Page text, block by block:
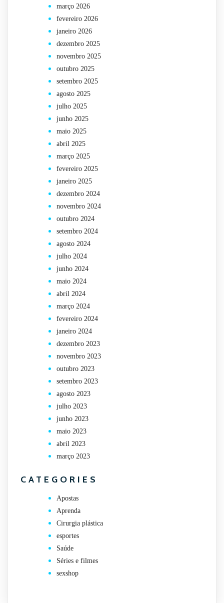
março 2026
fevereiro 2026
janeiro 2026
dezembro 2025
novembro 2025
outubro 2025
setembro 2025
agosto 2025
julho 2025
junho 2025
maio 2025
abril 2025
março 2025
fevereiro 2025
janeiro 2025
dezembro 2024
novembro 2024
outubro 2024
setembro 2024
agosto 2024
julho 2024
junho 2024
maio 2024
abril 2024
março 2024
fevereiro 2024
janeiro 2024
dezembro 2023
novembro 2023
outubro 2023
setembro 2023
agosto 2023
julho 2023
junho 2023
maio 2023
abril 2023
março 2023
CATEGORIES
Apostas
Aprenda
Cirurgia plástica
esportes
Saúde
Séries e filmes
sexshop